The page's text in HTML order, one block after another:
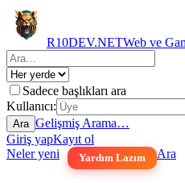
R10DEV.NETWeb ve
Sadece başlıkları ara
Kullanıcı:
Ara Gelişmiş Arama…
Giriş yapKayıt ol
Neler yeni
Yardım Lazım Ara